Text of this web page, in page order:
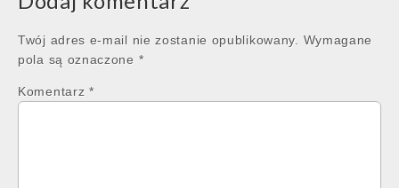
Twój adres e-mail nie zostanie opublikowany.
Wymagane
pola są oznaczone *
Komentarz *